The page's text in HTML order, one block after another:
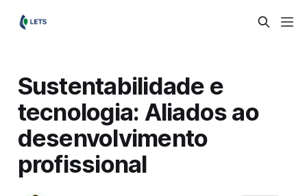
Sustentabilidade e
tecnologia: Aliados ao
desenvolvimento
profissional